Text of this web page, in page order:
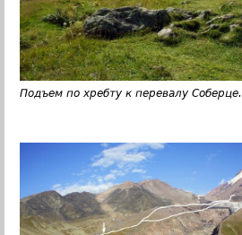
Подъем по хребту к перевалу Соберце.